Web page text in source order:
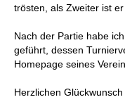
trösten, als Zweiter ist
Nach der Partie habe
geführt, dessen
Homepage seines
Herzlichen